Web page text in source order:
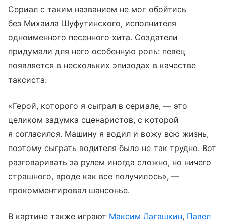
Сериал с таким названием не мог обойтись
без Михаила Шуфутинского, исполнителя
одноименного песенного хита. Создатели
придумали для него особенную роль: певец
появляется в нескольких эпизодах в качестве
таксиста.
«Герой, которого я сыграл в сериале, — это
целиком задумка сценаристов, с которой
я согласился. Машину я водил и вожу всю жизнь,
поэтому сыграть водителя было не так трудно. Вот
разговаривать за рулем иногда сложно, но ничего
страшного, вроде как все получилось», —
прокомментировал шансонье.
В картине также играют Максим Лагашкин, Павел